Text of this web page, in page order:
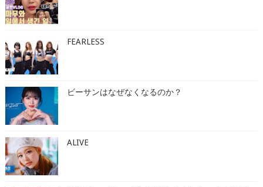
FEARLESS
ビーサンはなぜなくなるのか？
ALIVE